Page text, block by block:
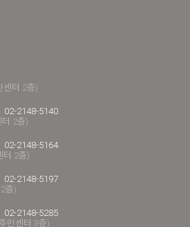
센터 2층)
02-2148-5140
2층)
02-2148-5164
터 2층)
02-2148-5197
층)
02-2148-5285
민센터 3층)